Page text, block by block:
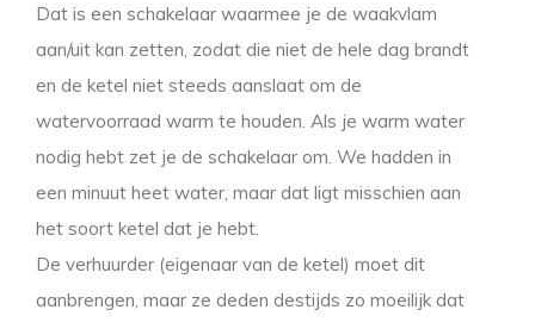
Dat is een schakelaar waarmee je de waakvlam
aan/uit kan zetten, zodat die niet de hele dag brandt
en de ketel niet steeds aanslaat om de
watervoorraad warm te houden. Als je warm water
nodig hebt zet je de schakelaar om. We hadden in
een minuut heet water, maar dat ligt misschien aan
het soort ketel dat je hebt.
De verhuurder (eigenaar van de ketel) moet dit
aanbrengen, maar ze deden destijds zo moeilijk dat